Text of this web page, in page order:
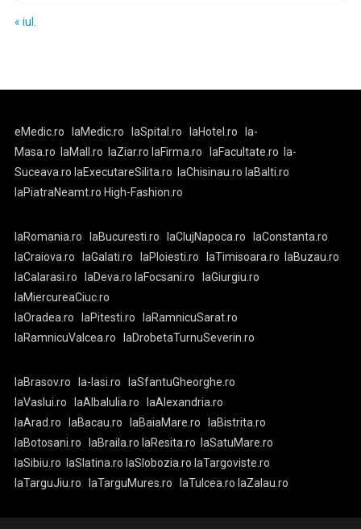
« iul.
eMedic.ro laMedic.ro laSpital.ro laHotel.ro
la-
Masa.ro
laMall.ro laZiar.ro laFirma.ro laFacultate.ro
la-
Suceava.ro laExecutareSilita.ro laChisinau.ro laBalti.ro
laPiatraNeamt.ro High-Fashion.ro
laRomania.ro laBucuresti.ro laClujNapoca.ro
laConstanta.ro
laCraiova.ro
laGalati.ro laPloiesti.ro laTimisoara.ro
laBuzau.ro
laCalarasi.ro
laDeva.ro laFocsani.ro
laGiurgiu.ro
laMiercureaCiuc.ro
laOradea.ro
laPitesti.ro
laRamnicuSarat.ro
laRamnicuValcea.ro
laDrobetaTurnuSeverin.ro
laBrasov.ro la-Iasi.ro
laSfantuGheorghe.ro
laVaslui.ro
laAlbaIulia.ro
laAlexandria.ro
laArad.ro
laBacau.ro laBaiaMare.ro
laBistrita.ro
laBotosani.ro
laBraila.ro laResita.ro
laSatuMare.ro
laSibiu.ro
laSlatina.ro laSlobozia.ro laTargoviste.ro
laTarguJiu.ro
laTarguMures.ro laTulcea.ro laZalau.ro